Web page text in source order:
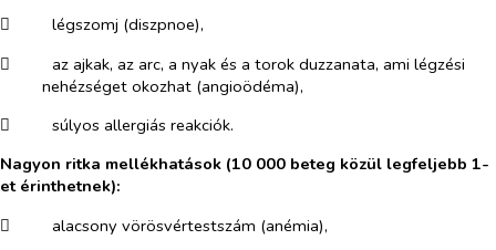
​
légszomj (diszpnoe),
​
az ajkak, az arc, a nyak és a torok duzzanata, ami légzési
nehézséget okozhat (angioödéma),
​
súlyos allergiás reakciók.
Nagyon ritka mellékhatások (10 000 beteg közül legfeljebb 1-
et érinthetnek):
​
alacsony vörösvértestszám (anémia),